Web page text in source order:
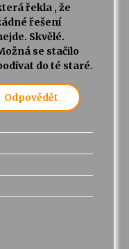
řekla , že
řešení
Skvělé.
se stačilo
do té staré.
Odpovědět